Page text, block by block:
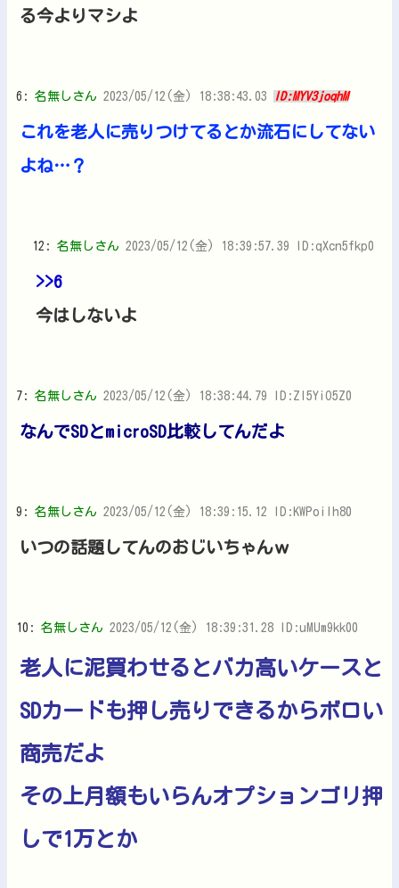
る今よりマシよ
6: 名無しさん 2023/05/12(金) 18:38:43.03 ID:MYV3joqhM
これを老人に売りつけてるとか流石にしてない
よね…？
12: 名無しさん 2023/05/12(金) 18:39:57.39 ID:qXcn5fkp0
>>6
今はしないよ
7: 名無しさん 2023/05/12(金) 18:38:44.79 ID:Zl5YiO5Z0
なんでSDとmicroSD比較してんだよ
9: 名無しさん 2023/05/12(金) 18:39:15.12 ID:KWPoiIh80
いつの話題してんのおじいちゃんｗ
10: 名無しさん 2023/05/12(金) 18:39:31.28 ID:uMUm9kk00
老人に泥買わせるとバカ高いケースと
SDカードも押し売りできるからボロい
商売だよ
その上月額もいらんオプションゴリ押
しで1万とか